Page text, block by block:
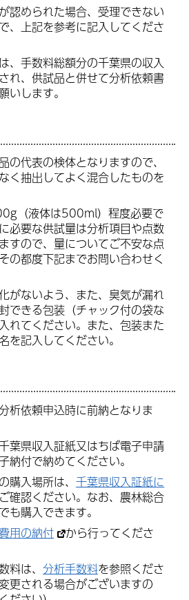
認められた場合、受理できない
、上記を参考に記入してくださ
、手数料総額分の千葉県の収入
れ、供試品と併せて分析依頼書
いします。
の代表の検体となりますので、
く抽出してよく混合したものを
（液体は500ml）程度必要で
必要な供試量は分析項目や点数
すので、量についてご不安な点
の都度下記までお問い合わせく
がないよう、また、臭気が漏れ
できる包装（チャック付の袋な
れてください。また、包装また
を記入してください。
析依頼申込時に前納となりま
葉県収入証紙又はちば電子申請
納付で納めてください。
購入場所は、千葉県収入証紙に
確認ください。なお、農林総合
も購入できます。
用の納付
から行ってくださ
料は、分析手数料を参照くださ
更される場合がございますの